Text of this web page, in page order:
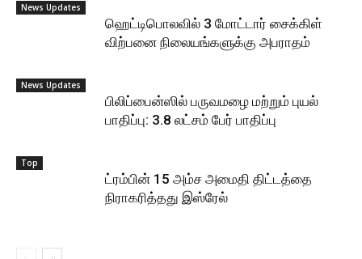
News Updates
ஹெட்டிபொலவில் 3 மோட்டார் சைக்கிள்
விற்பனை நிலையங்களுக்கு அபராதம்
News Updates
பிலிப்பைன்ஸில் பருவமழை மற்றும் புயல்
பாதிப்பு: 3.8 லட்சம் பேர் பாதிப்பு
Top
ட்ரம்பின் 15 அம்ச அமைதி திட்டத்தை
நிராகரித்தது இஸ்ரேல்